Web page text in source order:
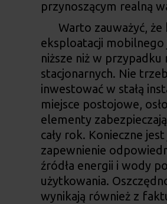
przynoszącym realną
Warto zauważyć, że
eksploatacji mobilnego
niższe niż w przypadku
stacjonarnych. Nie
inwestować w stałą
miejsce postojowe,
elementy
cały rok. Konieczne
zapewnienie
źródła energii i wody
użytkowania.
wynikają również z